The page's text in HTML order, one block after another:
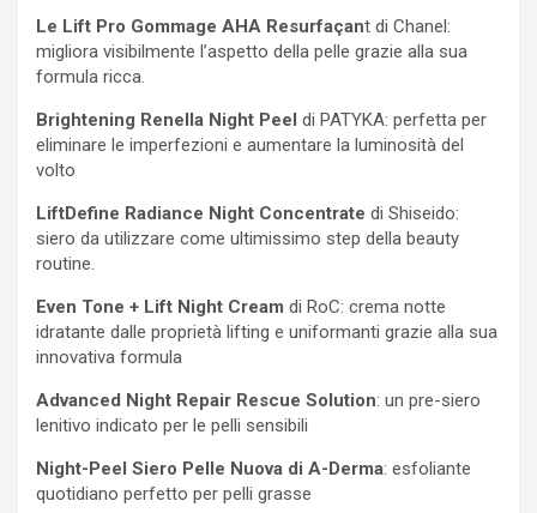
Le Lift Pro Gommage AHA Resurfaçant di Chanel:
migliora visibilmente l’aspetto della pelle grazie alla sua
formula ricca.
Brightening Renella Night Peel di PATYKA: perfetta per
eliminare le imperfezioni e aumentare la luminosità del
volto
LiftDefine Radiance Night Concentrate di Shiseido:
siero da utilizzare come ultimissimo step della beauty
routine.
Even Tone + Lift Night Cream di RoC: crema notte
idratante dalle proprietà lifting e uniformanti grazie alla sua
innovativa formula
Advanced Night Repair Rescue Solution: un pre-siero
lenitivo indicato per le pelli sensibili
Night-Peel Siero Pelle Nuova di A-Derma: esfoliante
quotidiano perfetto per pelli grasse